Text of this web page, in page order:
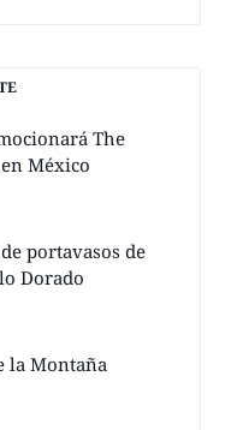
The
México
portavasos de
Dorado
la Montaña